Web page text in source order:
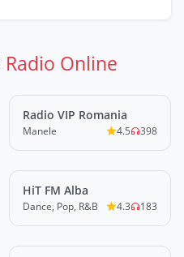
Radio Online
LIVE
Radio VIP Romania
Manele 4.5 398
LIVE
HiT FM Alba
Dance, Pop, R&B 4.3 183